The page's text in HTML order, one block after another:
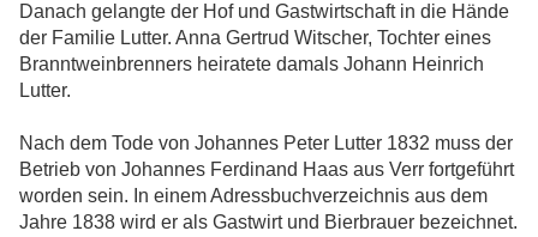
Danach gelangte der Hof und Gastwirtschaft in die Hände
der Familie Lutter. Anna Gertrud Witscher, Tochter eines
Branntweinbrenners heiratete damals Johann Heinrich
Lutter.
Nach dem Tode von Johannes Peter Lutter 1832 muss der
Betrieb von Johannes Ferdinand Haas aus Verr fortgeführt
worden sein. In einem Adressbuchverzeichnis aus dem
Jahre 1838 wird er als Gastwirt und Bierbrauer bezeichnet.